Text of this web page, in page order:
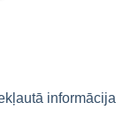
informācija